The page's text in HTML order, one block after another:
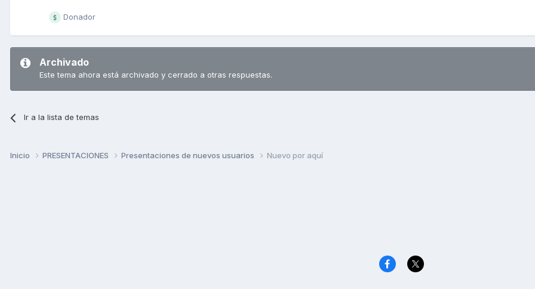
Donador
Archivado
Este tema ahora está archivado y cerrado a otras respuestas.
Ir a la lista de temas
Inicio PRESENTACIONES Presentaciones de nuevos usuarios Nuevo por aquí